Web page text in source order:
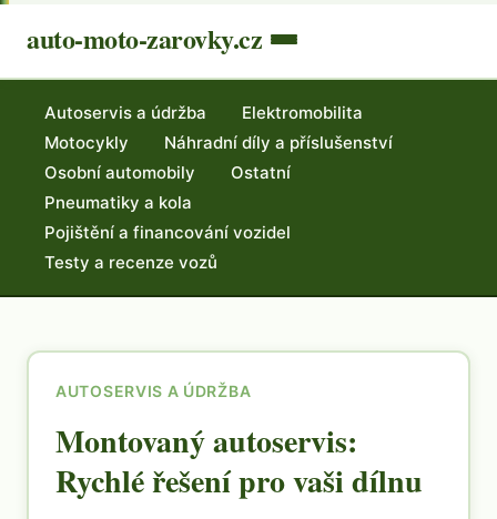
auto-moto-zarovky.cz
Autoservis a údržba
Elektromobilita
Motocykly
Náhradní díly a příslušenství
Osobní automobily
Ostatní
Pneumatiky a kola
Pojištění a financování vozidel
Testy a recenze vozů
AUTOSERVIS A ÚDRŽBA
Montovaný autoservis:
Rychlé řešení pro vaši dílnu